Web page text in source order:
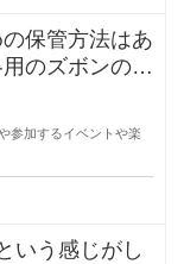
保管方法はあ
のズボンのこ
参加するイベントや楽
いう感じがし